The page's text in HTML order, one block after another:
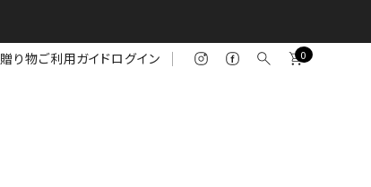
贈り物ご利用ガイドログイン 0